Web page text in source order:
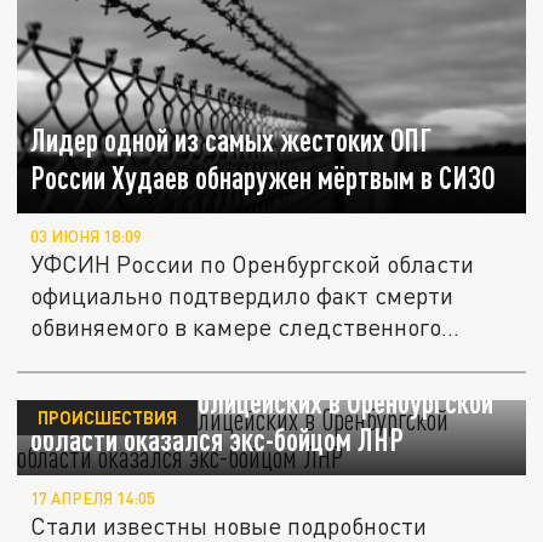
Лидер одной из самых жестоких ОПГ
России Худаев обнаружен мёртвым в СИЗО
03 ИЮНЯ 18:09
УФСИН России по Оренбургской области
официально подтвердило факт смерти
обвиняемого в камере следственного...
Стрелявший в полицейских в Оренбургской
области оказался экс-бойцом ЛНР
ПРОИСШЕСТВИЯ
17 АПРЕЛЯ 14:05
Стали известны новые подробности